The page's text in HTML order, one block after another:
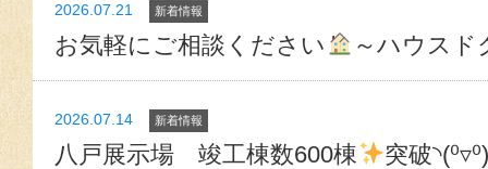
2026.07.21 新着情報
お気軽にご相談ください ～ハウスド
2026.07.14 新着情報
八戸展示場 竣工棟数600棟 突破